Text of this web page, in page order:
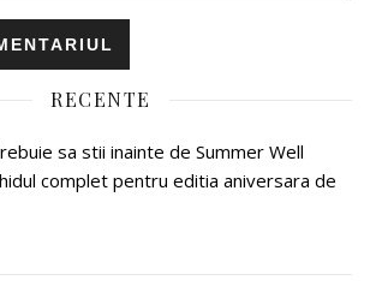
RECENTE
sa stii inainte de Summer Well
complet pentru editia aniversara de